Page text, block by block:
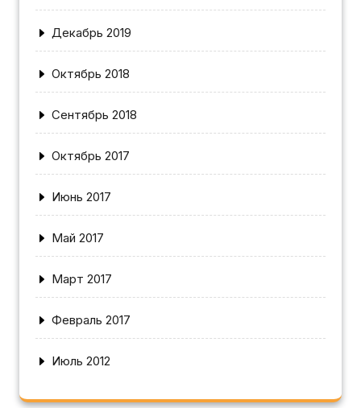
Декабрь 2019
Октябрь 2018
Сентябрь 2018
Октябрь 2017
Июнь 2017
Май 2017
Март 2017
Февраль 2017
Июль 2012